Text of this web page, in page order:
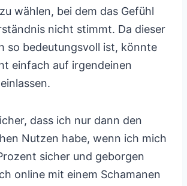
wählen, bei dem das Gefühl
nicht stimmt. Da dieser
so bedeutungsvoll ist, könnte
einfach auf irgendeinen
dass ich nur dann den
Nutzen habe, wenn ich mich
sicher und geborgen
online mit einem Schamanen